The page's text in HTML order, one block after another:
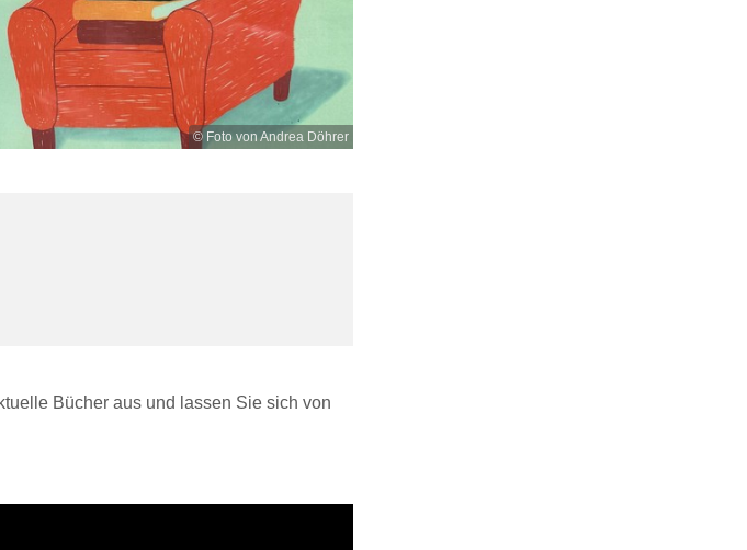
© Foto von Andrea Döhrer
Bücher aus und lassen Sie sich von